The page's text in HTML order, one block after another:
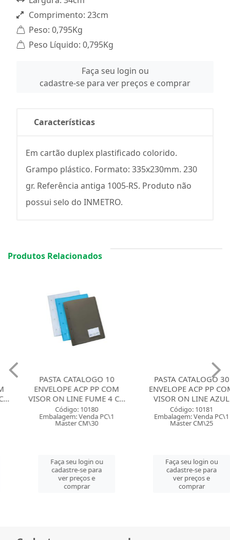
Comprimento: 23cm
Peso: 0,795Kg
Peso Líquido: 0,795Kg
Faça seu login ou
cadastre-se para ver preços e comprar
Características
Em cartão duplex plastificado colorido.
Grampo plástico. Formato: 335x230mm. 230
gr. Referência antiga 1005-RS. Produto não
possui selo do INMETRO.
Produtos Relacionados
PASTA CATALOGO 10
ENVELOPE ACP PP COM
VISOR ON LINE FUME 4 C...
Código: 10180
Embalagem: Venda PC\1
Master CM\30
Faça seu login ou
cadastre-se para
ver preços e
comprar
PASTA CATALOGO 30
ENVELOPE ACP PP COM
VISOR ON LINE AZUL
Código: 10181
Embalagem: Venda PC\1
Master CM\25
Faça seu login ou
cadastre-se para
ver preços e
comprar